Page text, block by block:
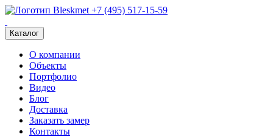
+7 (495) 517-15-59
Каталог
О компании
Объекты
Портфолио
Видео
Блог
Доставка
Заказать замер
Контакты